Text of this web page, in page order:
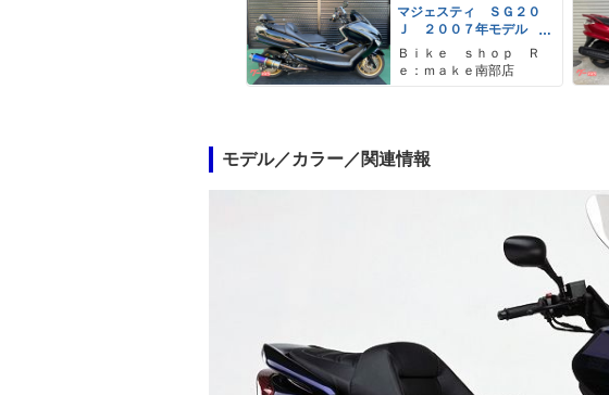
マジェスティ ＳＧ２０
Ｊ ２００７年モデル
ビームスマフラー バッ
クレスト フェンダーレ
ス ブレンボキャリパ
Ｂｉｋｅ ｓｈｏｐ Ｒ
ｅ：ｍａｋｅ南部店
モデル／カラー／関連情報